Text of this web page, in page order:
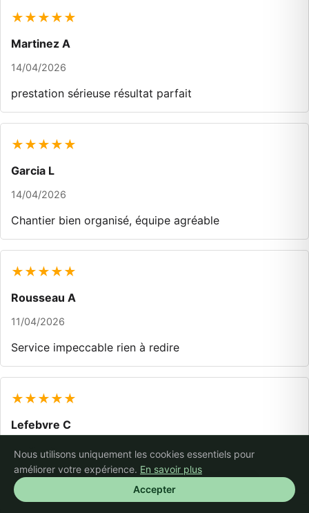
★★★★★
Martinez A
14/04/2026
prestation sérieuse résultat parfait
★★★★★
Garcia L
14/04/2026
Chantier bien organisé, équipe agréable
★★★★★
Rousseau A
11/04/2026
Service impeccable rien à redire
★★★★★
Lefebvre C
11/04/2026
Très satisfaite, résultat au-delà de mes attentes
Nous utilisons uniquement les cookies essentiels pour
améliorer votre expérience. En savoir plus
Accepter